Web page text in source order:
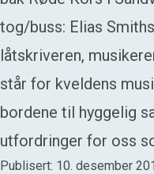
tog/buss: Elias
låtskriveren,
står for kveldens
bordene til hyggelig
utfordringer for oss
Publisert: 10. desember